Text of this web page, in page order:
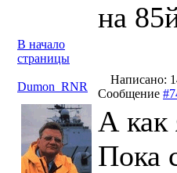
на
В начало
страницы
Dumon_RNR
Написано:
Сообщение
А как
Пока